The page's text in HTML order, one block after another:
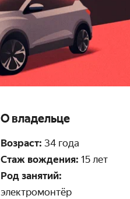
О владельце
Возраст: 34 года
Стаж вождения: 15 лет
Род занятий:
электромонтёр